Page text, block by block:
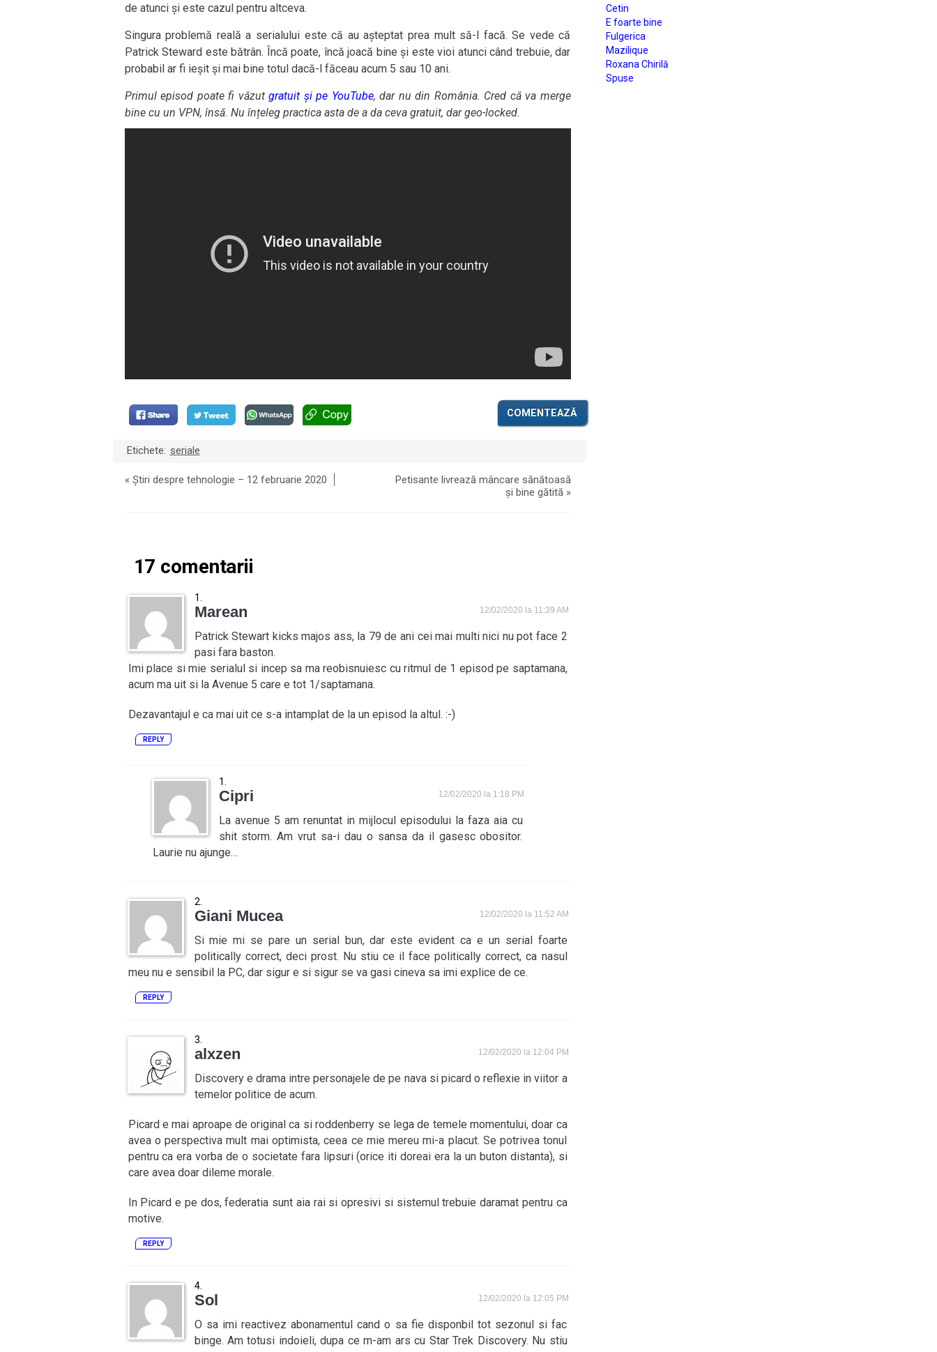
de atunci și este cazul pentru altceva.
Singura problemă reală a serialului este că au așteptat prea mult să-l facă. Se vede că
Patrick Steward este bătrân. Încă poate, încă joacă bine și este vioi atunci când trebuie, dar
probabil ar fi ieșit și mai bine totul dacă-l făceau acum 5 sau 10 ani.
Primul episod poate fi văzut gratuit și pe YouTube, dar nu din România. Cred că va merge
bine cu un VPN, însă. Nu înțeleg practica asta de a da ceva gratuit, dar geo-locked.
COMENTEAZĂ
Etichete: seriale
« Știri despre tehnologie – 12 februarie 2020
Petisante livrează mâncare sănătoasă
și bine gătită»
17 comentarii
Marean 12/02/2020 la 11:39 AM
Patrick Stewart kicks majos ass, la 79 de ani cei mai multi nici nu pot face 2
pasi fara baston.
Imi place si mie serialul si incep sa ma reobisnuiesc cu ritmul de 1 episod pe saptamana,
acum ma uit si la Avenue 5 care e tot 1/saptamana.
Dezavantajul e ca mai uit ce s-a intamplat de la un episod la altul. :-)
REPLY
Cipri 12/02/2020 la 1:18 PM
La avenue 5 am renuntat in mijlocul episodului la faza aia cu
shit storm. Am vrut sa-i dau o sansa da il gasesc obositor.
Laurie nu ajunge…
Giani Mucea 12/02/2020 la 11:52 AM
Si mie mi se pare un serial bun, dar este evident ca e un serial foarte
politically correct, deci prost. Nu stiu ce il face politically correct, ca nasul
meu nu e sensibil la PC, dar sigur e si sigur se va gasi cineva sa imi explice de ce.
REPLY
alxzen 12/02/2020 la 12:04 PM
Discovery e drama intre personajele de pe nava si picard o reflexie in viitor a
temelor politice de acum.
Picard e mai aproape de original ca si roddenberry se lega de temele momentului, doar ca
avea o perspectiva mult mai optimista, ceea ce mie mereu mi-a placut. Se potrivea tonul
pentru ca era vorba de o societate fara lipsuri (orice iti doreai era la un buton distanta), si
care avea doar dileme morale.
In Picard e pe dos, federatia sunt aia rai si opresivi si sistemul trebuie daramat pentru ca
motive.
REPLY
Sol 12/02/2020 la 12:05 PM
O sa imi reactivez abonamentul cand o sa fie disponbil tot sezonul si fac
binge. Am totusi indoieli, dupa ce m-am ars cu Star Trek Discovery. Nu stiu
Cetin
E foarte bine
Fulgerica
Mazilique
Roxana Chirilă
Spuse